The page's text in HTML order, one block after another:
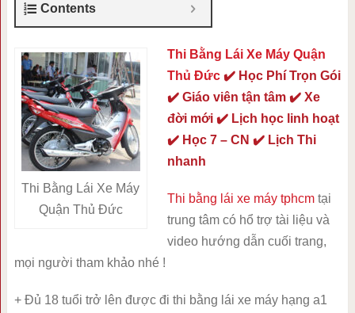
Contents
Thi Bằng Lái Xe Máy
Quận Thủ Đức
Thi Bằng Lái Xe Máy Quận
Thủ Đức ✔️ Học Phí Trọn Gói
✔️ Giáo viên tận tâm ✔️ Xe
đời mới ✔️ Lịch học linh hoạt
✔️ Học 7 – CN ✔️ Lịch Thi
nhanh
Thi bằng lái xe máy tphcmtại
trung tâm có hổ trợ tài liệu và
video hướng dẫn cuối trang,
mọi người tham khảo nhé !
+ Đủ 18 tuổi trở lên được đi thi bằng lái xe máy hạng a1